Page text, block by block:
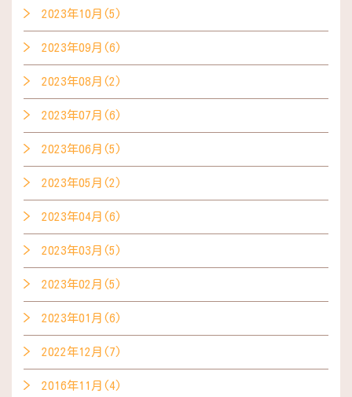
2023年10月(5)
2023年09月(6)
2023年08月(2)
2023年07月(6)
2023年06月(5)
2023年05月(2)
2023年04月(6)
2023年03月(5)
2023年02月(5)
2023年01月(6)
2022年12月(7)
2016年11月(4)